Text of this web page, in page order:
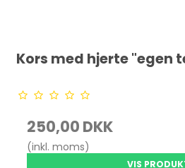
Kors med hjerte "egen
250,00 DKK
(inkl. moms)
VIS